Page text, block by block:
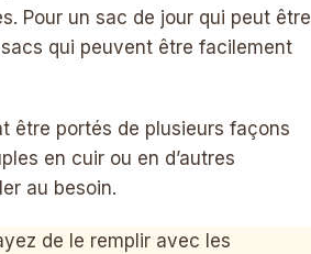
Pour un sac de jour qui peut être
qui peuvent être facilement
être portés de plusieurs façons
en cuir ou en d’autres
au besoin.
de le remplir avec les